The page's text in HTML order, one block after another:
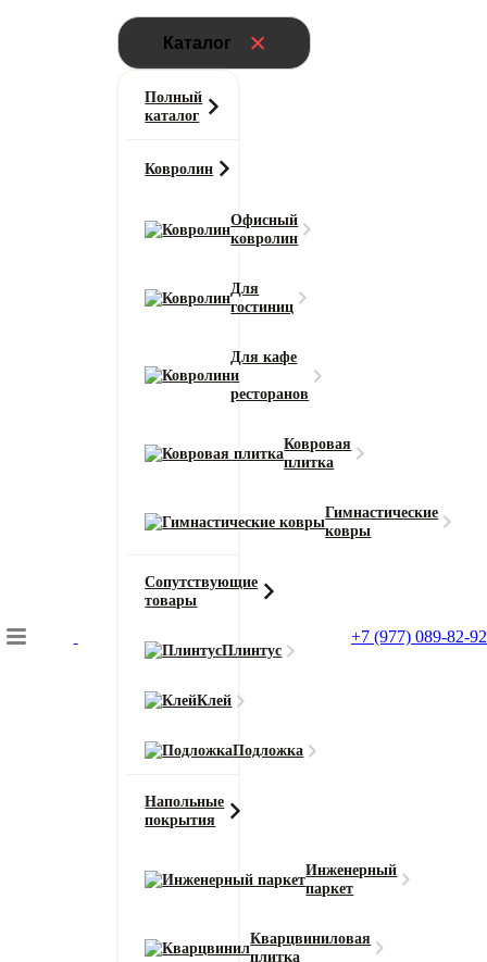
Каталог
Полный
каталог
Ковролин
Офисный
ковролин
Для
гостиниц
Для кафе
и
ресторанов
Ковровая
плитка
Гимнастические
ковры
Сопутствующие
товары
Плинтус
Клей
Подложка
Напольные
покрытия
Инженерный
паркет
Кварцвиниловая
плитка
+7 (977) 089-82-92
Подбор коврового покрытия